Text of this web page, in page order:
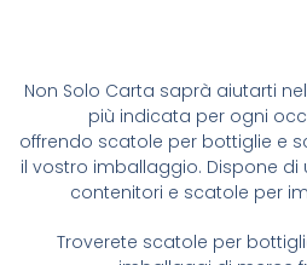
Non Solo Carta saprà aiutarti
più indicata per ogni
offrendo scatole per bottiglie e
il vostro imballaggio. Dispone
contenitori e scatole per
Troverete scatole per